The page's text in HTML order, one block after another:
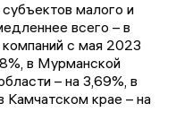
малого и
всего – в
с мая 2023
в Мурманской
– на 3,69%, в
Камчатском крае – на